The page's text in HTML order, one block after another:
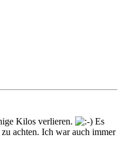
Kilos verlieren.
Es
achten. Ich war auch immer